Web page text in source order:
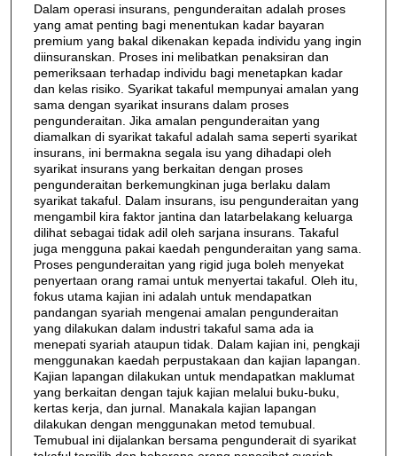
Dalam operasi insurans, pengunderaitan adalah proses
yang amat penting bagi menentukan kadar bayaran
premium yang bakal dikenakan kepada individu yang ingin
diinsuranskan. Proses ini melibatkan penaksiran dan
pemeriksaan terhadap individu bagi menetapkan kadar
dan kelas risiko. Syarikat takaful mempunyai amalan yang
sama dengan syarikat insurans dalam proses
pengunderaitan. Jika amalan pengunderaitan yang
diamalkan di syarikat takaful adalah sama seperti syarikat
insurans, ini bermakna segala isu yang dihadapi oleh
syarikat insurans yang berkaitan dengan proses
pengunderaitan berkemungkinan juga berlaku dalam
syarikat takaful. Dalam insurans, isu pengunderaitan yang
mengambil kira faktor jantina dan latarbelakang keluarga
dilihat sebagai tidak adil oleh sarjana insurans. Takaful
juga mengguna pakai kaedah pengunderaitan yang sama.
Proses pengunderaitan yang rigid juga boleh menyekat
penyertaan orang ramai untuk menyertai takaful. Oleh itu,
fokus utama kajian ini adalah untuk mendapatkan
pandangan syariah mengenai amalan pengunderaitan
yang dilakukan dalam industri takaful sama ada ia
menepati syariah ataupun tidak. Dalam kajian ini, pengkaji
menggunakan kaedah perpustakaan dan kajian lapangan.
Kajian lapangan dilakukan untuk mendapatkan maklumat
yang berkaitan dengan tajuk kajian melalui buku-buku,
kertas kerja, dan jurnal. Manakala kajian lapangan
dilakukan dengan menggunakan metod temubual.
Temubual ini dijalankan bersama pengunderait di syarikat